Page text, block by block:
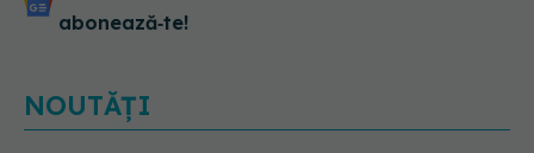
abonează‑te!
NOUTĂȚI